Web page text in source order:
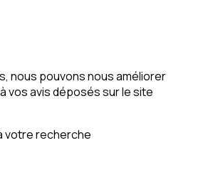
nous pouvons nous améliorer
vos avis déposés sur le site
votre recherche